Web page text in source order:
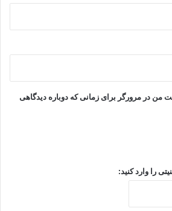
من در مرورگر برای زمانی که دوباره دیدگاهی
را وارد کنید: